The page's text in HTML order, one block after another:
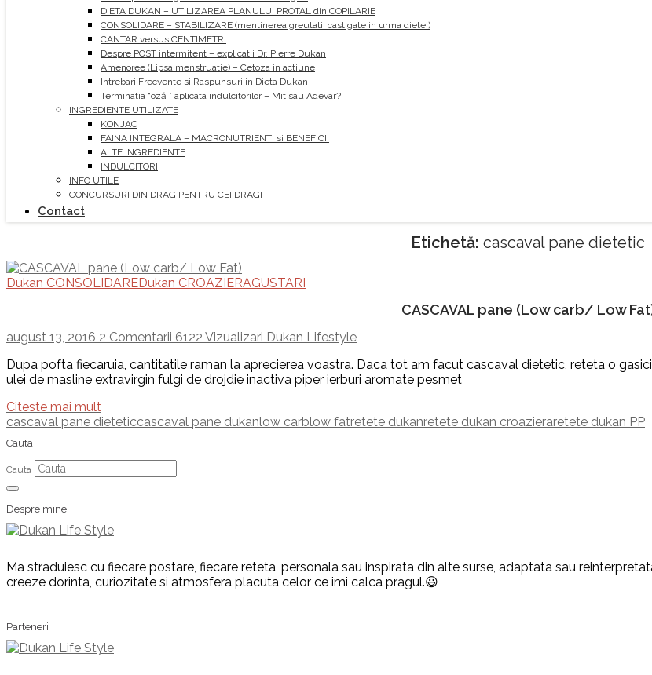
DIETA DUKAN – UTILIZAREA PLANULUI PROTAL din COPILARIE
CONSOLIDARE – STABILIZARE (mentinerea greutatii castigate in urma dietei)
CANTAR versus CENTIMETRI
Despre POST intermitent – explicatii Dr. Pierre Dukan
Amenoree (Lipsa menstruatie) – Cetoza in actiune
Intrebari Frecvente si Raspunsuri in Dieta Dukan
Terminatia “oză ” aplicata indulcitorilor – Mit sau Adevar?!
INGREDIENTE UTILIZATE
KONJAC
FAINA INTEGRALA – MACRONUTRIENTI si BENEFICII
ALTE INGREDIENTE
INDULCITORI
INFO UTILE
CONCURSURI DIN DRAG PENTRU CEI DRAGI
Contact
Etichetă: cascaval pane dietetic
Dukan CONSOLIDAREDukan CROAZIERAGUSTARI
CASCAVAL pane (Low carb/ Low
august 13, 2016 2 Comentarii 6122 Vizualizari Dukan Lifestyle
Dupa pofta fiecaruia, cantitatile raman la aprecierea voastra. Daca tot am facut cascaval dietetic, reteta o
ulei de masline extravirgin fulgi de drojdie inactiva piper ierburi aromate pesmet
Citeste mai mult
cascaval pane dieteticcascaval pane dukanlow carblow fatretete dukanretete dukan croazieraretete dukan PP
Cauta
Cauta
Despre mine
Ma straduiesc cu fiecare postare, fiecare reteta, personala sau inspirata din alte surse, adaptata sau
creeze dorinta, curiozitate si atmosfera placuta celor ce imi calca pragul.😃
Parteneri